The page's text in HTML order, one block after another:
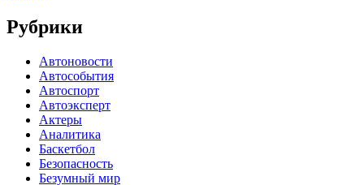
Рубрики
Автоновости
Автособытия
Автоспорт
Автоэксперт
Актеры
Аналитика
Баскетбол
Безопасность
Безумный мир